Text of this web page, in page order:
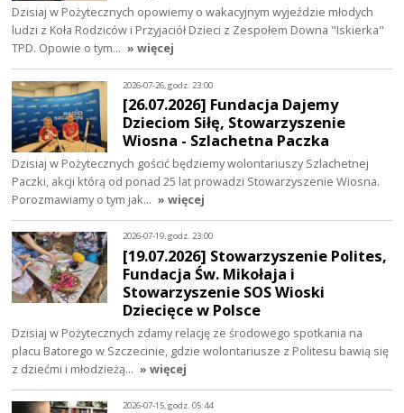
Dzisiaj w Pożytecznych opowiemy o wakacyjnym wyjeździe młodych
ludzi z Koła Rodziców i Przyjaciół Dzieci z Zespołem Downa "Iskierka"
TPD. Opowie o tym… » więcej
2026-07-26, godz. 23:00
[26.07.2026] Fundacja Dajemy
Dzieciom Siłę, Stowarzyszenie
Wiosna - Szlachetna Paczka
Dzisiaj w Pożytecznych gościć będziemy wolontariuszy Szlachetnej
Paczki, akcji którą od ponad 25 lat prowadzi Stowarzyszenie Wiosna.
Porozmawiamy o tym jak… » więcej
2026-07-19, godz. 23:00
[19.07.2026] Stowarzyszenie Polites,
Fundacja Św. Mikołaja i
Stowarzyszenie SOS Wioski
Dziecięce w Polsce
Dzisiaj w Pożytecznych zdamy relację ze środowego spotkania na
placu Batorego w Szczecinie, gdzie wolontariusze z Politesu bawią się
z dziećmi i młodzieżą… » więcej
2026-07-15, godz. 05:44